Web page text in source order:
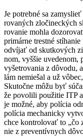
Je pot­reb­né sa
ro­va­ných zlo­či­nec­kých
ro­va­nie moh­la
pri­már­ne tres­tné
od­ví­jať od skut­ko­vých
nom, vy­ššie uve­de­nom,
vy­šet­ro­va­nia z dô­vo­du,
lám ne­mie­šal a už
Sku­toč­ne mô­žu byť
že po­vo­li­li pou­ži­tie ITP
je mož­né, aby po­lí­cia
po­lí­cia me­cha­nic­ky
chce kon­tro­lo­vať to „čo
nie z pre­ven­tív­nych